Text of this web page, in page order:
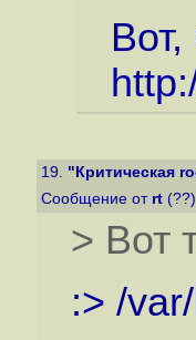
19. "Критическая
Сообщение от rt
> Вот
:> /